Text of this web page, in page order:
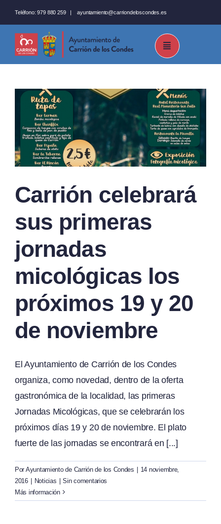
al
contenido
Teléfono: 979 880 259 |ayuntamiento@carriondeloscondes.es
Carrión celebrará
sus primeras
jornadas
micológicas los
próximos 19 y 20
de noviembre
El Ayuntamiento de Carrión de los Condes
organiza, como novedad, dentro de la oferta
gastronómica de la localidad, las primeras
Jornadas Micológicas, que se celebrarán los
próximos días 19 y 20 de noviembre. El plato
fuerte de las jornadas se encontrará en [...]
Por Ayuntamiento de Carrión de los Condes
14 noviembre,
2016
Noticias
Sin comentarios
Más información